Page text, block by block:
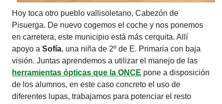
Hoy toca otro pueblo vallisoletano, Cabezón de
Pisuerga. De nuevo cogemos el coche y nos ponemos
en carretera, este municipio está más cerquita. Allí
apoyo a Sofía, una niña de 2º de E. Primaria con baja
visión. Juntas aprendemos a utilizar el manejo de las
herramientas ópticas que la ONCE pone a disposición
de los alumnos, en este caso concreto el uso de
diferentes lupas, trabajamos para potenciar el resto